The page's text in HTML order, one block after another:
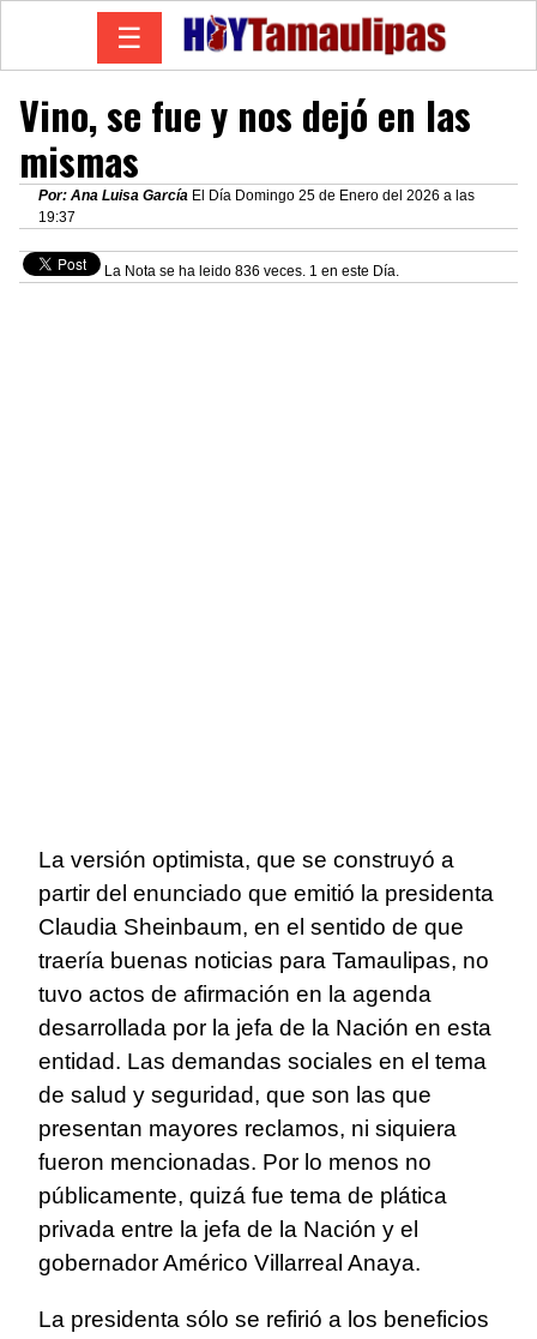
☰
Vino, se fue y nos dejó en las
mismas
Por: Ana Luisa García El Día Domingo 25 de Enero del 2026 a las
19:37
La Nota se ha leido 836 veces. 1 en este Día.
La versión optimista, que se construyó a
partir del enunciado que emitió la presidenta
Claudia Sheinbaum, en el sentido de que
traería buenas noticias para Tamaulipas, no
tuvo actos de afirmación en la agenda
desarrollada por la jefa de la Nación en esta
entidad. Las demandas sociales en el tema
de salud y seguridad, que son las que
presentan mayores reclamos, ni siquiera
fueron mencionadas. Por lo menos no
públicamente, quizá fue tema de plática
privada entre la jefa de la Nación y el
gobernador Américo Villarreal Anaya.
La presidenta sólo se refirió a los beneficios